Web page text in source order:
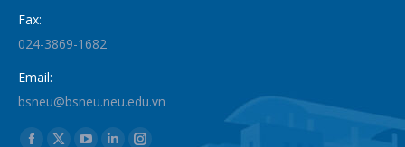
Fax:
024-3869-1682
Email:
bsneu@bsneu.neu.edu.vn
Find us on: